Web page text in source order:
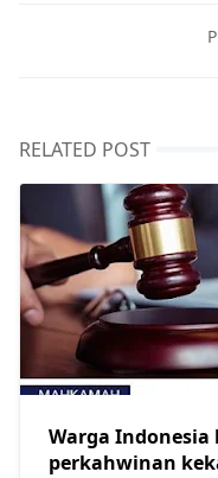
RELATED POST
Warga
perkahwinan